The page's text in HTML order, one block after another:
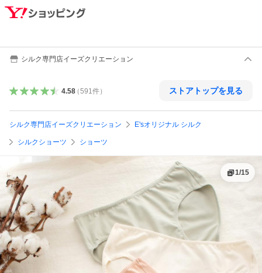
シルク専門店イーズクリエーション
4.58（591件） ストアトップを見る
シルク専門店イーズクリエーション E'sオリジナル シルク
シルクショーツ ショーツ
1/15